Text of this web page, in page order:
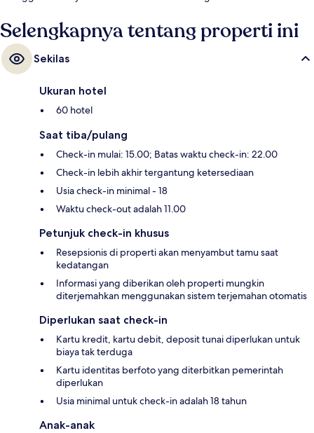
Selengkapnya tentang properti ini
Sekilas
Ukuran hotel
60 hotel
Saat tiba/pulang
Check-in mulai: 15.00; Batas waktu check-in: 22.00
Check-in lebih akhir tergantung ketersediaan
Usia check-in minimal - 18
Waktu check-out adalah 11.00
Petunjuk check-in khusus
Resepsionis di properti akan menyambut tamu saat
kedatangan
Informasi yang diberikan oleh properti mungkin
diterjemahkan menggunakan sistem terjemahan otomatis
Diperlukan saat check-in
Kartu kredit, kartu debit, deposit tunai diperlukan untuk
biaya tak terduga
Kartu identitas berfoto yang diterbitkan pemerintah
diperlukan
Usia minimal untuk check-in adalah 18 tahun
Anak-anak